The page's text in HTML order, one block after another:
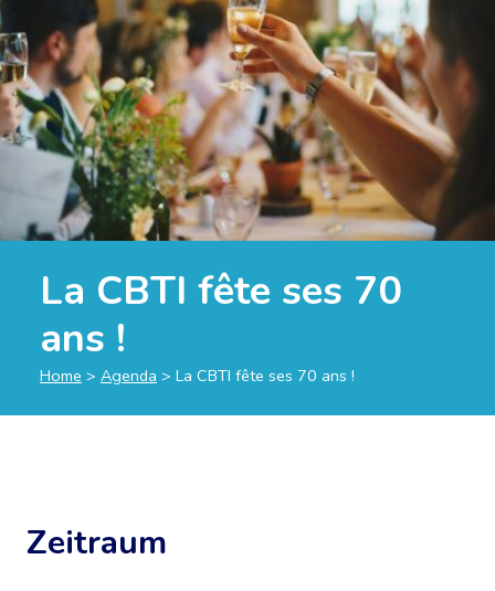
La CBTI fête ses 70
ans !
Home > Agenda > La CBTI fête ses 70 ans !
Zeitraum